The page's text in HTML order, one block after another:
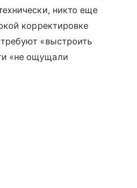
никто еще
корректировке
«выстроить
«не ощущали